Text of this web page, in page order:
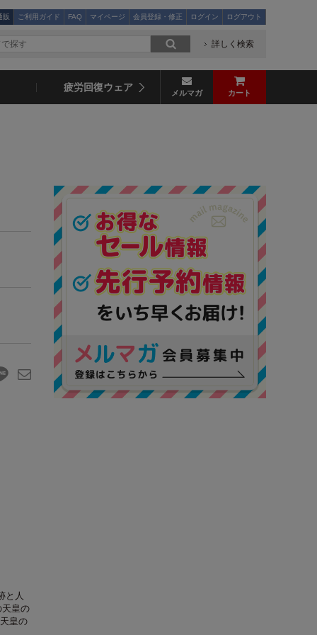
販 ご利用ガイド FAQ マイページ 会員登録・修正 ログイン ログアウト
詳しく検索
疲労回復ウェア メルマガ カート
と人
天皇の
皇の